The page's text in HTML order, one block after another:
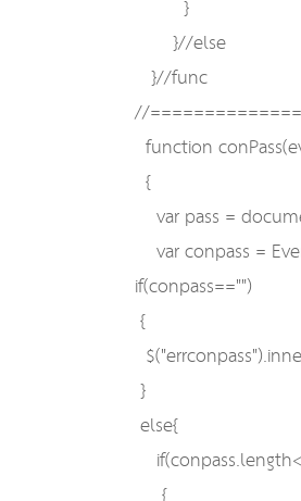
}
}//else
}//func
//
function
{
var pass =
var conpass =
if(conpass=="")
{
}
else{